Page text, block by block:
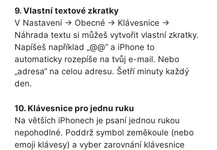
9. Vlastní textové zkratky
V Nastavení → Obecné → Klávesnice →
Náhrada textu si můžeš vytvořit vlastní zkratky.
Napíšeš například „@@“ a iPhone to
automaticky rozepíše na tvůj e-mail. Nebo
„adresa“ na celou adresu. Šetří minuty každý
den.
10. Klávesnice pro jednu ruku
Na větších iPhonech je psaní jednou rukou
nepohodlné. Poddrž symbol zeměkoule (nebo
emoji klávesy) a vyber zarovnání klávesnice